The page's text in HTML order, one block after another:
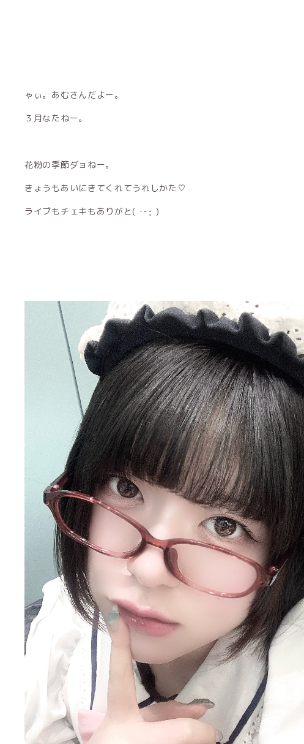
ゃぃ。あむさんだよー。
３月なたねー。
花粉の季節ダョねー。
きょうもあいにきてくれてうれしかた♡
ライブもチェキもありがと( ･-･̥ )